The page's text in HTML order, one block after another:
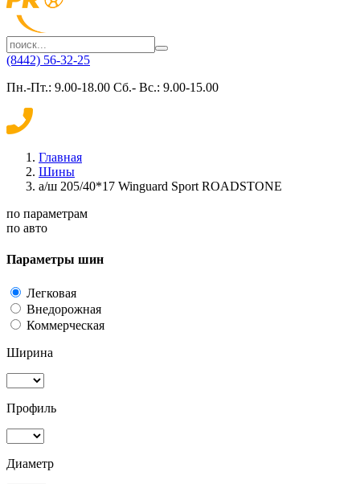
(8442) 56-32-25
Пн.-Пт.: 9.00-18.00 Сб.- Вс.: 9.00-15.00
Главная
Шины
а/ш 205/40*17 Winguard Sport ROADSTONE
по параметрам
по авто
Параметры шин
Легковая
Внедорожная
Коммерческая
Ширина
Профиль
Диаметр